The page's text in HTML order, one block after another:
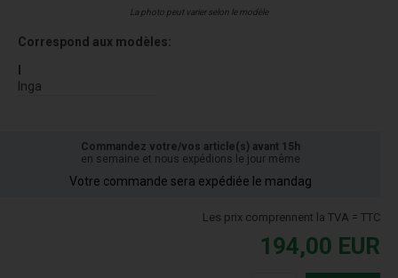
La photo peut varier selon le modèle
Correspond aux modèles:
I
Inga
Commandez votre/vos article(s) avant 15h
en semaine et nous expédions le jour même
Votre commande sera expédiée le mandag
Les prix comprennent la TVA = TTC
194,00 EUR